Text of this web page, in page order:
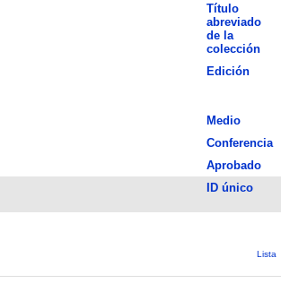
Título
abreviado
de la
colección
Edición
Medio
Conferencia
Aprobado
ID único
Lista